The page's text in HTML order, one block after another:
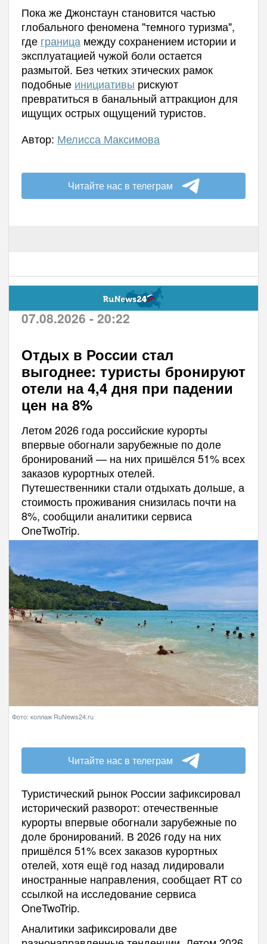
Пока же Джонстаун становится частью
глобального феномена "темного туризма",
где граница между сохранением истории и
эксплуатацией чужой боли остается
размытой. Без четких этических рамок
подобные инициативы рискуют
превратиться в банальный аттракцион для
ищущих острых ощущений туристов.
Автор: Мелисса Максимова
Читайте нас в телеграм
07.08.2026 - 20:22
Отдых в России стал
выгоднее: туристы бронируют
отели на 4,4 дня при падении
цен на 8%
Летом 2026 года российские курорты
впервые обогнали зарубежные по доле
бронирований — на них пришёлся 51% всех
заказов курортных отелей.
Путешественники стали отдыхать дольше, а
стоимость проживания снизилась почти на
8%, сообщили аналитики сервиса
OneTwoTrip.
Фото: коллаж RuNews24.ru
Читайте нас в телеграм
Туристический рынок России зафиксировал
исторический разворот: отечественные
курорты впервые обогнали зарубежные по
доле бронирований. В 2026 году на них
пришёлся 51% всех заказов курортных
отелей, хотя ещё год назад лидировали
иностранные направления, сообщает RT со
ссылкой на исследование сервиса
OneTwoTrip.
Аналитики зафиксировали две